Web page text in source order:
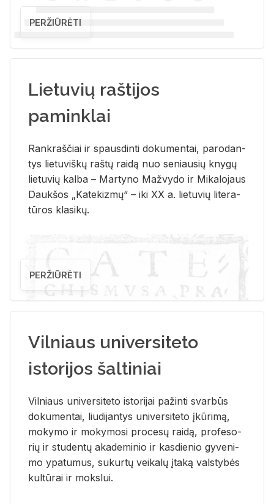
PERŽIŪRĖTI
Lietuvių raštijos
paminklai
Rank­raš­čiai ir spaus­din­ti do­ku­men­tai, pa­ro­dan­
tys lie­tu­viš­kų raš­tų rai­dą nuo se­niau­sių kny­gų
lie­tu­vių kal­ba – Mar­ty­no Ma­žvy­do ir Mi­ka­lo­jaus
Dauk­šos „Ka­te­kiz­mų“ – iki XX a. lie­tu­vių li­te­ra­
tū­ros kla­si­kų.
PERŽIŪRĖTI
Vilniaus universiteto
istorijos šaltiniai
Vil­niaus uni­ver­si­te­to is­to­ri­jai pa­žin­ti svar­būs
do­ku­men­tai, liu­di­jan­tys uni­ver­si­te­to įkū­ri­mą,
mo­ky­mo ir mo­ky­mo­si pro­ce­sų rai­dą, pro­fe­so­
rių ir stu­den­tų aka­de­mi­nio ir kas­die­nio gy­ve­ni­
mo ypa­tu­mus, su­kur­tų vei­ka­lų įta­ką vals­ty­bės
kul­tū­rai ir moks­lui.